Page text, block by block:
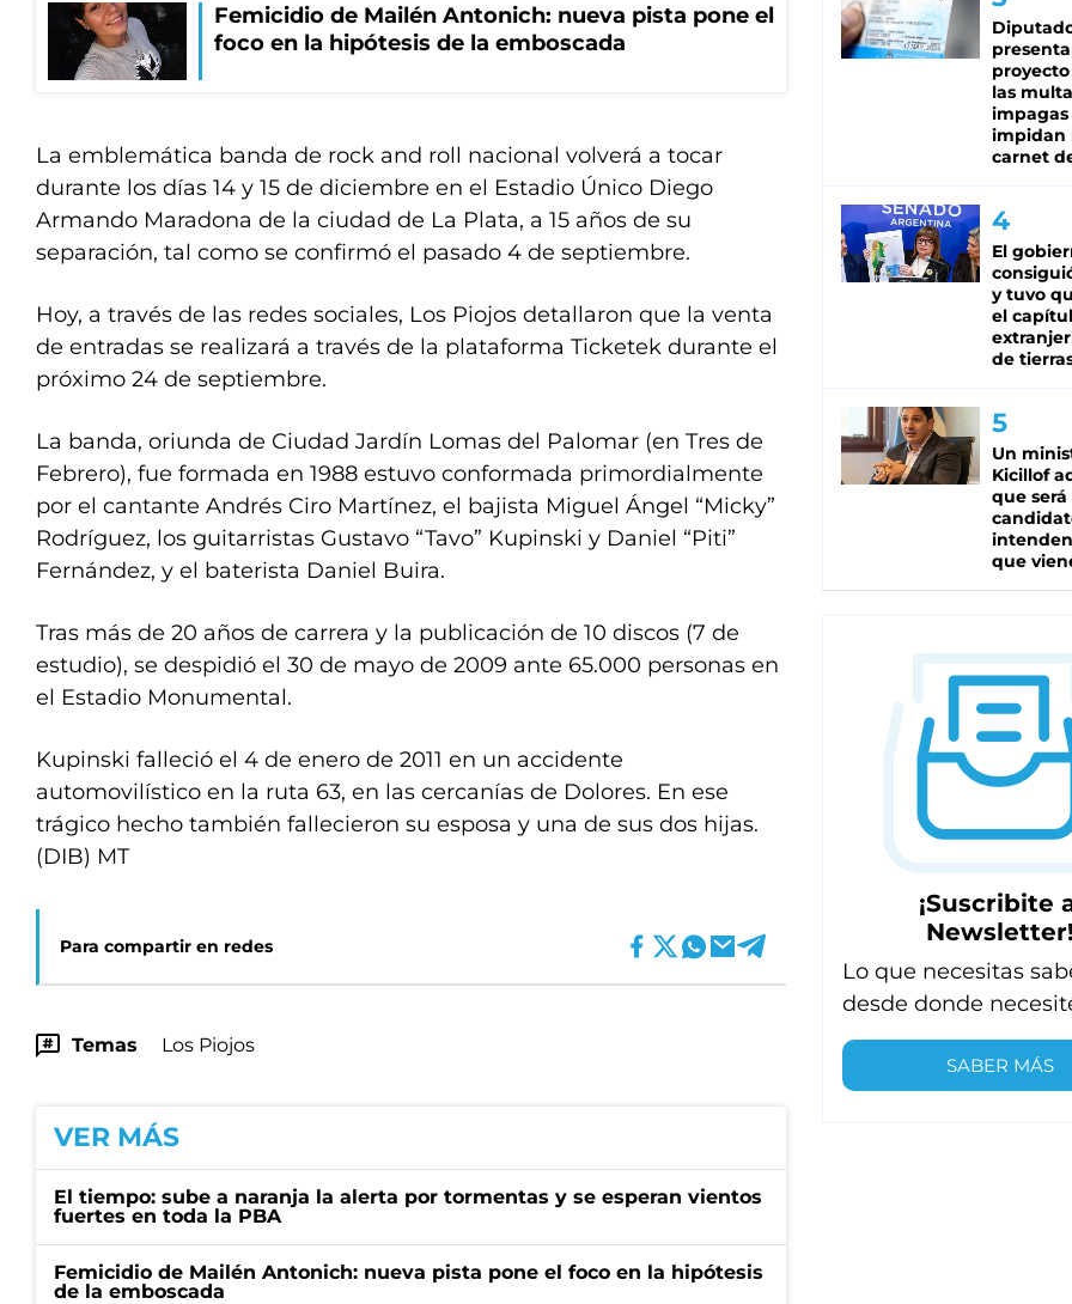
Femicidio de Mailén Antonich: nueva pista pone el
foco en la hipótesis de la emboscada
La emblemática banda de rock and roll nacional volverá a tocar
durante los días 14 y 15 de diciembre en el Estadio Único Diego
Armando Maradona de la ciudad de La Plata, a 15 años de su
separación, tal como se confirmó el pasado 4 de septiembre.
Hoy, a través de las redes sociales, Los Piojos detallaron que la venta
de entradas se realizará a través de la plataforma Ticketek durante el
próximo 24 de septiembre.
La banda, oriunda de Ciudad Jardín Lomas del Palomar (en Tres de
Febrero), fue formada en 1988 estuvo conformada primordialmente
por el cantante Andrés Ciro Martínez, el bajista Miguel Ángel “Micky”
Rodríguez, los guitarristas Gustavo “Tavo” Kupinski y Daniel “Piti”
Fernández, y el baterista Daniel Buira.
Tras más de 20 años de carrera y la publicación de 10 discos (7 de
estudio), se despidió el 30 de mayo de 2009 ante 65.000 personas en
el Estadio Monumental.
Kupinski falleció el 4 de enero de 2011 en un accidente
automovilístico en la ruta 63, en las cercanías de Dolores. En ese
trágico hecho también fallecieron su esposa y una de sus dos hijas.
(DIB) MT
Para compartir en redes
Temas Los Piojos
VER MÁS
El tiempo: sube a naranja la alerta por tormentas y se esperan vientos
fuertes en toda la PBA
Femicidio de Mailén Antonich: nueva pista pone el foco en la hipótesis
de la emboscada
las
impagas
impidan
carnet
El
y tuvo
el
de
Un
Kicillof
que será
que
¡Suscribite
Newsletter!
Lo que necesitas
desde donde
SABER MÁS